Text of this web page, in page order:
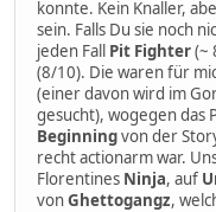
konnte. Kein Knaller,
sein. Falls Du sie noch
jeden Fall Pit Fighter(~
(8/10). Die waren für
(einer davon wird im
gesucht), wogegen das
Beginningvon der
recht actionarm war.
Florentines Ninja, auf
vonGhettogangz,